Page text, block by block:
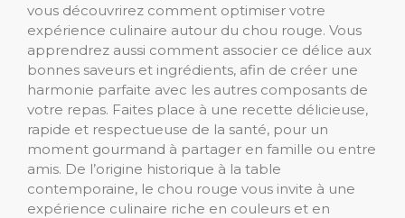
vous découvrirez comment optimiser votre
expérience culinaire autour du chou rouge. Vous
apprendrez aussi comment associer ce délice aux
bonnes saveurs et ingrédients, afin de créer une
harmonie parfaite avec les autres composants de
votre repas. Faites place à une recette délicieuse,
rapide et respectueuse de la santé, pour un
moment gourmand à partager en famille ou entre
amis. De l’origine historique à la table
contemporaine, le chou rouge vous invite à une
expérience culinaire riche en couleurs et en